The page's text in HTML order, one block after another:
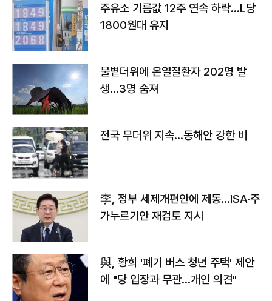
주유소 기름값 12주 연속 하락…L당
1800원대 유지
불볕더위에 온열질환자 202명 발
생…3명 숨져
전국 무더위 지속…동해안 강한 비
李, 정부 세제개편안에 제동…ISA·주
가누르기안 재검토 지시
與, 황희 '폐기 버스 청년 주택' 제안
에 "당 입장과 무관…개인 의견"